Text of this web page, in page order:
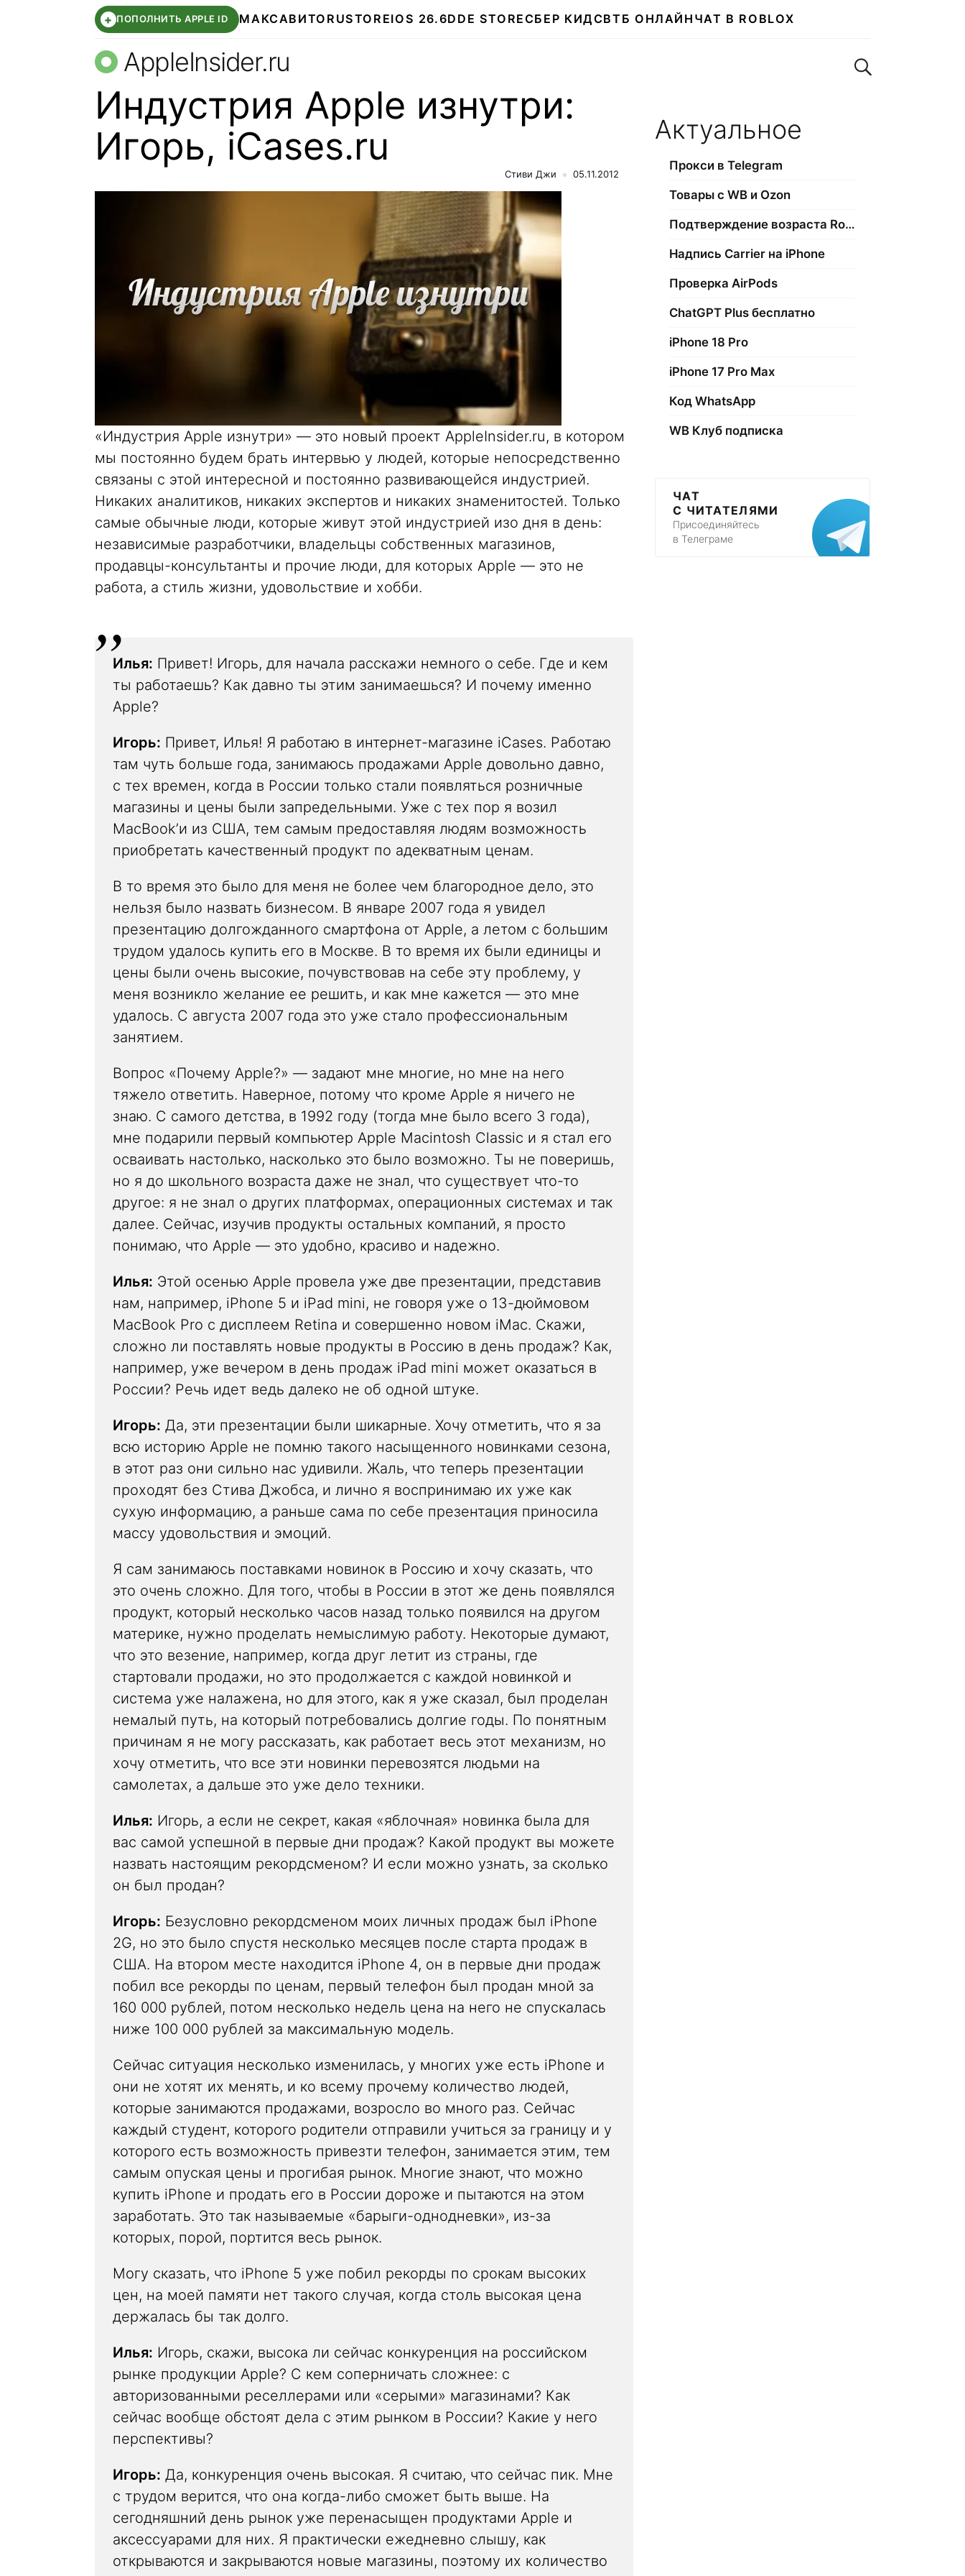
+ ПОПОЛНИТЬ APPLE ID МАКСАВИТО RUSTOREIOS 26.6DDE STORE СБЕР КИДСВТБ ОНЛАЙН ЧАТ В ROBLOX
AppleInsider.ru Поиск по сайту
Индустрия Apple изнутри:
Игорь, iCases.ru
Стиви Джи 05.11.2012
«Индустрия Apple изнутри» — это новый проект AppleInsider.ru, в котором
мы постоянно будем брать интервью у людей, которые непосредственно
связаны с этой интересной и постоянно развивающейся индустрией.
Никаких аналитиков, никаких экспертов и никаких знаменитостей. Только
самые обычные люди, которые живут этой индустрией изо дня в день:
независимые разработчики, владельцы собственных магазинов,
продавцы-консультанты и прочие люди, для которых Apple — это не
работа, а стиль жизни, удовольствие и хобби.
Илья: Привет! Игорь, для начала расскажи немного о себе. Где и кем
ты работаешь? Как давно ты этим занимаешься? И почему именно
Apple?
Игорь: Привет, Илья! Я работаю в интернет-магазине iCases. Работаю
там чуть больше года, занимаюсь продажами Apple довольно давно,
с тех времен, когда в России только стали появляться розничные
магазины и цены были запредельными. Уже с тех пор я возил
MacBook’и из США, тем самым предоставляя людям возможность
приобретать качественный продукт по адекватным ценам.
В то время это было для меня не более чем благородное дело, это
нельзя было назвать бизнесом. В январе 2007 года я увидел
презентацию долгожданного смартфона от Apple, а летом с большим
трудом удалось купить его в Москве. В то время их были единицы и
цены были очень высокие, почувствовав на себе эту проблему, у
меня возникло желание ее решить, и как мне кажется — это мне
удалось. С августа 2007 года это уже стало профессиональным
занятием.
Вопрос «Почему Apple?» — задают мне многие, но мне на него
тяжело ответить. Наверное, потому что кроме Apple я ничего не
знаю. С самого детства, в 1992 году (тогда мне было всего 3 года),
мне подарили первый компьютер Apple Macintosh Classic и я стал его
осваивать настолько, насколько это было возможно. Ты не поверишь,
но я до школьного возраста даже не знал, что существует что-то
другое: я не знал о других платформах, операционных системах и так
далее. Сейчас, изучив продукты остальных компаний, я просто
понимаю, что Apple — это удобно, красиво и надежно.
Илья: Этой осенью Apple провела уже две презентации, представив
нам, например, iPhone 5 и iPad mini, не говоря уже о 13-дюймовом
MacBook Pro с дисплеем Retina и совершенно новом iMac. Скажи,
сложно ли поставлять новые продукты в Россию в день продаж? Как,
например, уже вечером в день продаж iPad mini может оказаться в
России? Речь идет ведь далеко не об одной штуке.
Игорь: Да, эти презентации были шикарные. Хочу отметить, что я за
всю историю Apple не помню такого насыщенного новинками сезона,
в этот раз они сильно нас удивили. Жаль, что теперь презентации
проходят без Стива Джобса, и лично я воспринимаю их уже как
сухую информацию, а раньше сама по себе презентация приносила
массу удовольствия и эмоций.
Я сам занимаюсь поставками новинок в Россию и хочу сказать, что
это очень сложно. Для того, чтобы в России в этот же день появлялся
продукт, который несколько часов назад только появился на другом
материке, нужно проделать немыслимую работу. Некоторые думают,
что это везение, например, когда друг летит из страны, где
стартовали продажи, но это продолжается с каждой новинкой и
система уже налажена, но для этого, как я уже сказал, был проделан
немалый путь, на который потребовались долгие годы. По понятным
причинам я не могу рассказать, как работает весь этот механизм, но
хочу отметить, что все эти новинки перевозятся людьми на
самолетах, а дальше это уже дело техники.
Илья: Игорь, а если не секрет, какая «яблочная» новинка была для
вас самой успешной в первые дни продаж? Какой продукт вы можете
назвать настоящим рекордсменом? И если можно узнать, за сколько
он был продан?
Игорь: Безусловно рекордсменом моих личных продаж был iPhone
2G, но это было спустя несколько месяцев после старта продаж в
США. На втором месте находится iPhone 4, он в первые дни продаж
побил все рекорды по ценам, первый телефон был продан мной за
160 000 рублей, потом несколько недель цена на него не спускалась
ниже 100 000 рублей за максимальную модель.
Сейчас ситуация несколько изменилась, у многих уже есть iPhone и
они не хотят их менять, и ко всему прочему количество людей,
которые занимаются продажами, возросло во много раз. Сейчас
каждый студент, которого родители отправили учиться за границу и у
которого есть возможность привезти телефон, занимается этим, тем
самым опуская цены и прогибая рынок. Многие знают, что можно
купить iPhone и продать его в России дороже и пытаются на этом
заработать. Это так называемые «барыги-однодневки», из-за
которых, порой, портится весь рынок.
Могу сказать, что iPhone 5 уже побил рекорды по срокам высоких
цен, на моей памяти нет такого случая, когда столь высокая цена
держалась бы так долго.
Илья: Игорь, скажи, высока ли сейчас конкуренция на российском
рынке продукции Apple? С кем соперничать сложнее: с
авторизованными реселлерами или «серыми» магазинами? Как
сейчас вообще обстоят дела с этим рынком в России? Какие у него
перспективы?
Игорь: Да, конкуренция очень высокая. Я считаю, что сейчас пик. Мне
с трудом верится, что она когда-либо сможет быть выше. На
сегодняшний день рынок уже перенасыщен продуктами Apple и
аксессуарами для них. Я практически ежедневно слышу, как
открываются и закрываются новые магазины, поэтому их количество
Актуальное
Прокси в Telegram
Товары с WB и Ozon
Подтверждение возраста Roblox
Надпись Carrier на iPhone
Проверка AirPods
ChatGPT Plus бесплатно
iPhone 18 Pro
iPhone 17 Pro Max
Код WhatsApp
WB Клуб подписка
ЧАТ
С ЧИТАТЕЛЯМИ
Присоединяйтесь
в Телеграме